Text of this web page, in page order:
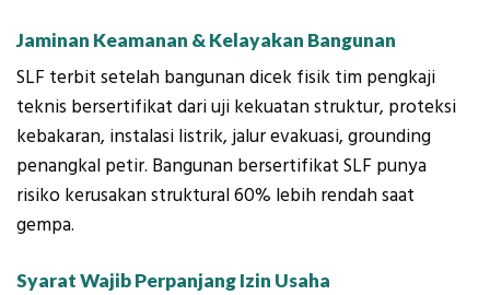
Jaminan Keamanan & Kelayakan Bangunan
SLF terbit setelah bangunan dicek fisik tim pengkaji
teknis bersertifikat dari uji kekuatan struktur, proteksi
kebakaran, instalasi listrik, jalur evakuasi, grounding
penangkal petir. Bangunan bersertifikat SLF punya
risiko kerusakan struktural 60% lebih rendah saat
gempa.
Syarat Wajib Perpanjang Izin Usaha